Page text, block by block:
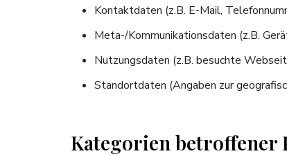
Kontaktdaten (z.B. E-Mail,
Meta-/Kommunikationsdaten (z.B.
Nutzungsdaten (z.B. besuchte
Standortdaten (Angaben zur
Kategorien betroffener